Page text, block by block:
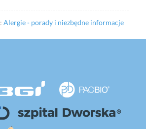
Alergie - porady i niezbędne informacje